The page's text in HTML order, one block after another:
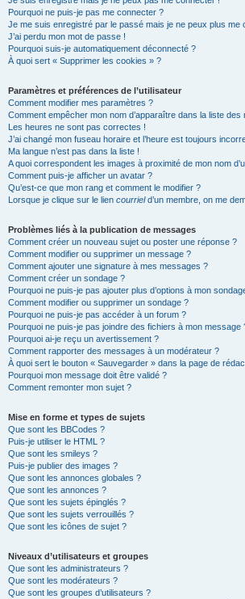
Pourquoi ne puis-je pas me connecter ?
Je me suis enregistré par le passé mais je ne peux plus me
J’ai perdu mon mot de passe !
Pourquoi suis-je automatiquement déconnecté ?
À quoi sert « Supprimer les cookies » ?
Paramètres et préférences de l’utilisateur
Comment modifier mes paramètres ?
Comment empêcher mon nom d’apparaître dans la liste
Les heures ne sont pas correctes !
J’ai changé mon fuseau horaire et l’heure est toujours
Ma langue n’est pas dans la liste !
A quoi correspondent les images à proximité de mon nom
Comment puis-je afficher un avatar ?
Qu’est-ce que mon rang et comment le modifier ?
Lorsque je clique sur le lien courrield’un membre, on me
Problèmes liés à la publication de messages
Comment créer un nouveau sujet ou poster une réponse ?
Comment modifier ou supprimer un message ?
Comment ajouter une signature à mes messages ?
Comment créer un sondage ?
Pourquoi ne puis-je pas ajouter plus d’options à mon
Comment modifier ou supprimer un sondage ?
Pourquoi ne puis-je pas accéder à un forum ?
Pourquoi ne puis-je pas joindre des fichiers à mon message
Pourquoi ai-je reçu un avertissement ?
Comment rapporter des messages à un modérateur ?
À quoi sert le bouton « Sauvegarder » dans la page de
Pourquoi mon message doit être validé ?
Comment remonter mon sujet ?
Mise en forme et types de sujets
Que sont les BBCodes ?
Puis-je utiliser le HTML ?
Que sont les smileys ?
Puis-je publier des images ?
Que sont les annonces globales ?
Que sont les annonces ?
Que sont les sujets épinglés ?
Que sont les sujets verrouillés ?
Que sont les icônes de sujet ?
Niveaux d’utilisateurs et groupes
Que sont les administrateurs ?
Que sont les modérateurs ?
Que sont les groupes d’utilisateurs ?